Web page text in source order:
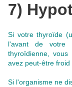
7)
Si votre thyroïde
l'avant de votre
thyroïdienne,
avez peut-être froid
Si l'organisme ne